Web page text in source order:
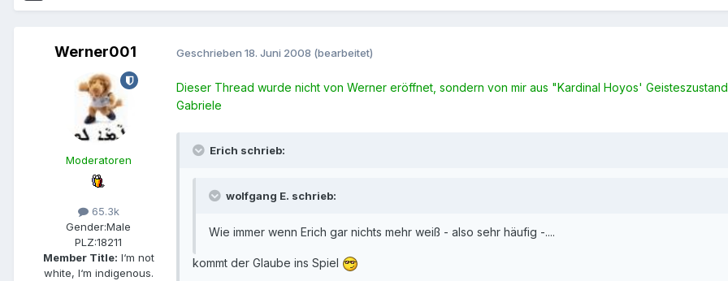
Werner001
Moderatoren
65.3k
Gender:Male
PLZ:18211
Member Title: I‘m not
white, I‘m indigenous.
Geschrieben 18. Juni 2008 (bearbeitet)
Dieser Thread wurde nicht von Werner eröffnet, sondern von mir aus "Kardinal Hoyos'
Gabriele
Erich schrieb:
wolfgang E. schrieb:
Wie immer wenn Erich gar nichts mehr weiß - also sehr häufig -....
kommt der Glaube ins Spiel